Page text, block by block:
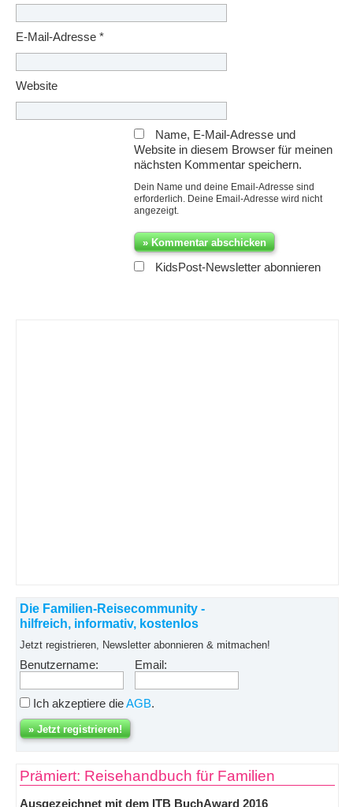
E-Mail-Adresse *
Website
Name, E-Mail-Adresse und
Website in diesem Browser für meinen
nächsten Kommentar speichern.
Dein Name und deine Email-Adresse sind
erforderlich. Deine Email-Adresse wird nicht
angezeigt.
KidsPost-Newsletter abonnieren
Die Familien-Reisecommunity -
hilfreich, informativ, kostenlos
Jetzt registrieren, Newsletter abonnieren & mitmachen!
Benutzername: Email:
Ich akzeptiere dieAGB.
Prämiert: Reisehandbuch für Familien
Ausgezeichnet mit dem ITB BuchAward 2016